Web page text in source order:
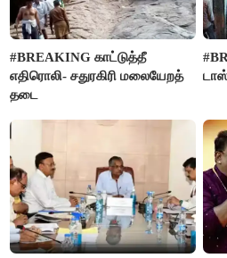
#BREAKING காட்டுத்தீ
எதிரொலி- சதுரகிரி மலையேறத்
தடை